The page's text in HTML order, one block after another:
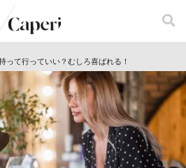
って行っていい？むしろ喜ばれる！